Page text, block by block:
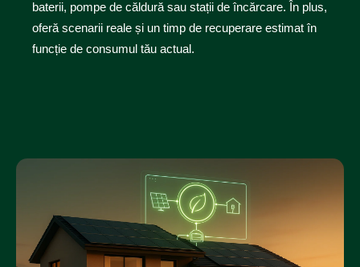
baterii, pompe de căldură sau stații de încărcare. În plus,
oferă scenarii reale și un timp de recuperare estimat în
funcție de consumul tău actual.